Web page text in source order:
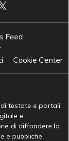
Feed
Cookie Center
testate e portali
e
di diffondere la
e pubbliche